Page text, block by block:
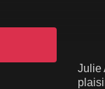
Julie